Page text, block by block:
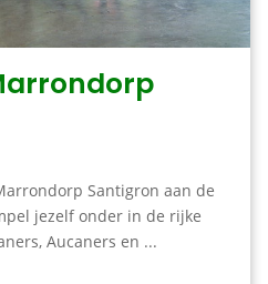
Santigron aan de
jezelf onder in de rijke
Aucaners en ...